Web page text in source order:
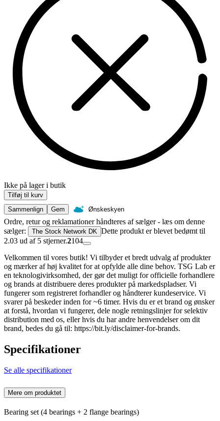
Ikke på lager i butik
Tilføj til kurv
Sammenlign
Gem Ønskeskyen
Ordre, retur og reklamationer håndteres af sælger - læs om denne
sælger:
The Stock Network DK Dette produkt er blevet bedømt til
2.03 ud af 5 stjerner.2104
Velkommen til vores butik! Vi tilbyder et bredt udvalg af produkter
og mærker af høj kvalitet for at opfylde alle dine behov. TSG Lab er
en teknologivirksomhed, der gør det muligt for officielle forhandlere
og brands at distribuere deres produkter på markedspladser. Vi
fungerer som registreret forhandler og håndterer kundeservice. Vi
svarer på beskeder inden for ~6 timer. Hvis du er et brand og ønsker
at forstå, hvordan vi fungerer, dele nogle retningslinjer for selektiv
distribution med os, eller hvis du har andre henvendelser om dit
brand, bedes du gå til: https://bit.ly/disclaimer-for-brands.
Specifikationer
Se alle specifikationer
Mere om produktet
Bearing set (4 bearings + 2 flange bearings)